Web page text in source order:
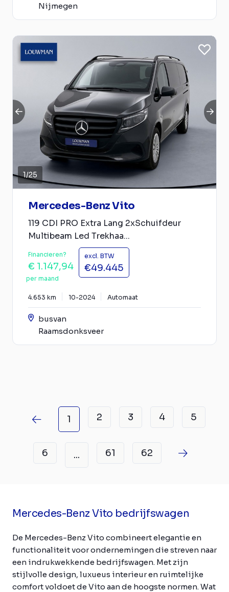
Nijmegen
1/25
Mercedes-Benz Vito
119 CDI PRO Extra Lang 2xSchuifdeur
Multibeam Led Trekhaa...
Financieren?
€ 1.147,94
per maand
excl. BTW
€49.445
4.653 km 10-2024 Automaat
busvan
Raamsdonksveer
1 2 3 4 5
6 ... 61 62
Mercedes-Benz Vito bedrijfswagen
De Mercedes-Benz Vito combineert elegantie en
functionaliteit voor ondernemingen die streven naar
een indrukwekkende bedrijfswagen. Met zijn
stijlvolle design, luxueus interieur en ruimtelijke
comfort voldoet de Vito aan de hoogste normen. Wat